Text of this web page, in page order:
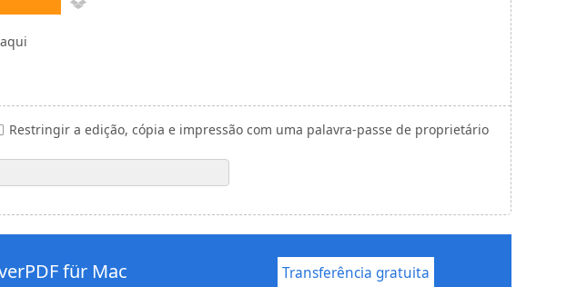
Restringir a edição, cópia e impressão com uma palavra-passe de proprietário
für Mac Transferência gratuita